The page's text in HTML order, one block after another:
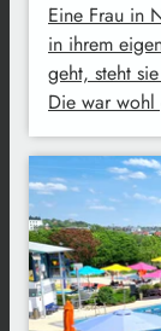
Eine Frau in
in ihrem
geht, steht
Die war wohl